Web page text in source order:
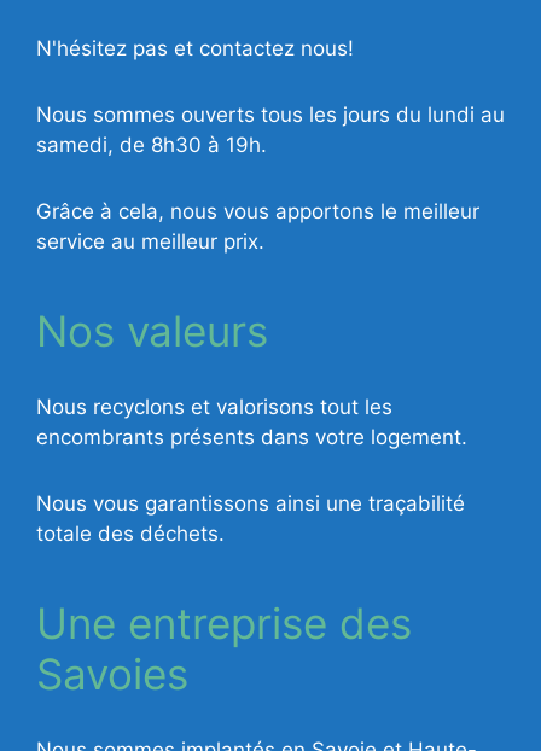
N'hésitez pas et contactez nous!
Nous sommes ouverts tous les jours du lundi au
samedi, de 8h30 à 19h.
Grâce à cela, nous vous apportons le meilleur
service au meilleur prix.
Nos valeurs
Nous recyclons et valorisons tout les
encombrants présents dans votre logement.
Nous vous garantissons ainsi une traçabilité
totale des déchets.
Une entreprise des
Savoies